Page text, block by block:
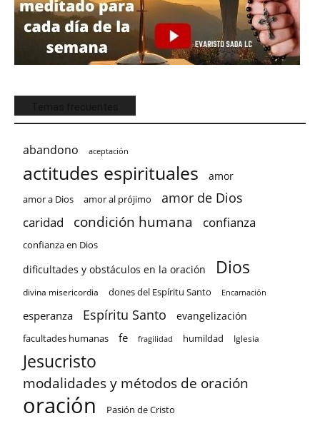
abandono aceptación
actitudes espirituales amor
amor a Dios amor al prójimo amor de Dios
caridad condición humana confianza
confianza en Dios
dificultades y obstáculos en la oración Dios
divina misericordia dones del Espíritu Santo Encarnación
esperanza Espíritu Santo evangelización
facultades humanas fe fragilidad humildad Iglesia
Jesucristo
modalidades y métodos de oración
oración Pasión de Cristo